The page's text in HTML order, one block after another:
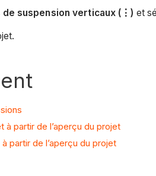
de suspension verticaux (⋮) et
partir de l’aperçu du projet
partir de l’aperçu du projet